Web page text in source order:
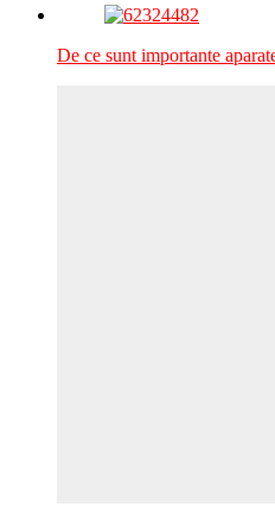
De ce sunt importante